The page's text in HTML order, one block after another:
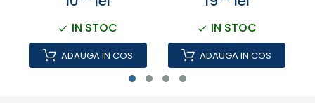
IN STOC
ADAUGA IN COS
IN STOC
ADAUGA IN COS